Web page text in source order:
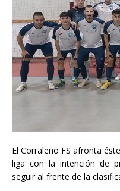
El Corraleño FS afronta
liga con la intención de
seguir al frente de la